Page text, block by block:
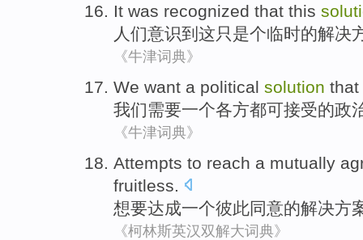
It was recognized that this
人们意识到 这只是个临时的解决
《牛津词典》
We want a political solution
我们需要一个各方都可接受的政
《牛津词典》
Attempts to reach a mutually
fruitless
想要达成一个彼此同意的解决方
《柯林斯英汉双解大词典》